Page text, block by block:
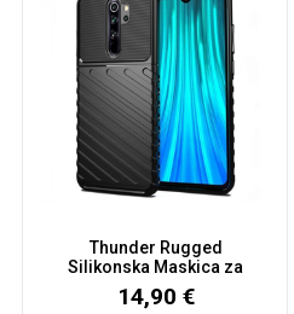
Thunder Rugged
Silikonska Maskica za
Redmi 9
14,90 €
Dječji motivi